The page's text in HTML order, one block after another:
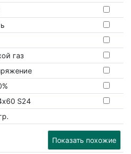
газ
S24
Показать похожие